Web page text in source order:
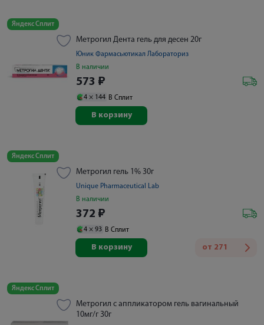
Яндекс Сплит
Метрогил Дента гель для десен 20г
Юник Фармасьютикал Лабораториз
В наличии
573 ₽
4 × 144 В Сплит
В корзину
Яндекс Сплит
Метрогил гель 1% 30г
Unique Pharmaceutical Lab
В наличии
372 ₽
4 × 93 В Сплит
от 271
В корзину
Яндекс Сплит
Метрогил с аппликатором гель вагинальный
10мг/г 30г